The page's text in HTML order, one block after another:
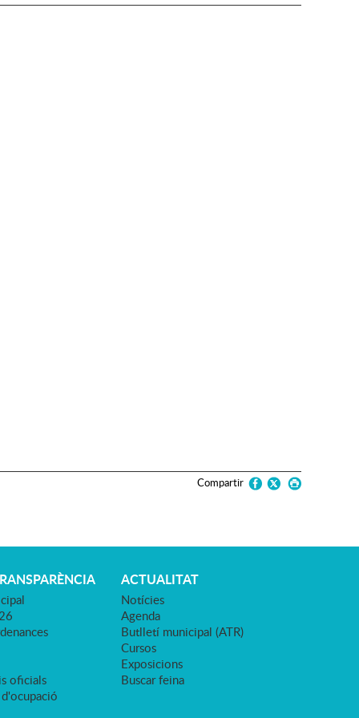
Compartir
oficials
ACTUALITAT
Notícies
Agenda
Butlletí municipal (ATR)
Cursos
Exposicions
Buscar feina